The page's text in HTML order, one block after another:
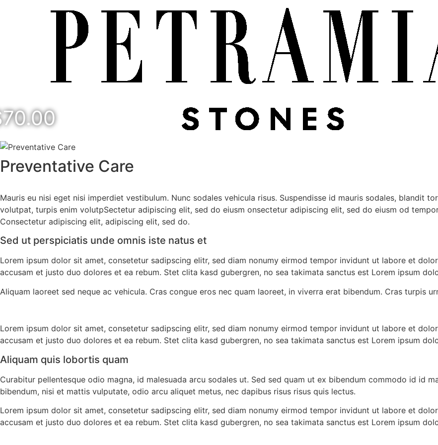
Preventative Care
Mauris eu nisi eget nisi imperdiet vestibulum. Nunc sodales vehicula risus. Suspendisse id mauris sodales, blandit
volutpat, turpis enim volutpSectetur adipiscing elit, sed do eiusm onsectetur adipiscing elit, sed do eiusm od
Consectetur adipiscing elit, adipiscing elit, sed do.
Sed ut perspiciatis unde omnis iste natus et
Lorem ipsum dolor sit amet, consetetur sadipscing elitr, sed diam nonumy eirmod tempor invidunt ut labore et
accusam et justo duo dolores et ea rebum. Stet clita kasd gubergren, no sea takimata sanctus est Lorem ipsum
Aliquam laoreet sed neque ac vehicula. Cras congue eros nec quam laoreet, in viverra erat bibendum. Cras turpis
Lorem ipsum dolor sit amet, consetetur sadipscing elitr, sed diam nonumy eirmod tempor invidunt ut labore et
accusam et justo duo dolores et ea rebum. Stet clita kasd gubergren, no sea takimata sanctus est Lorem ipsum
Aliquam quis lobortis quam
Curabitur pellentesque odio magna, id malesuada arcu sodales ut. Sed sed quam ut ex bibendum commodo id id
bibendum, nisi et mattis vulputate, odio arcu aliquet metus, nec dapibus risus risus quis lectus.
Lorem ipsum dolor sit amet, consetetur sadipscing elitr, sed diam nonumy eirmod tempor invidunt ut labore et
accusam et justo duo dolores et ea rebum. Stet clita kasd gubergren, no sea takimata sanctus est Lorem ipsum